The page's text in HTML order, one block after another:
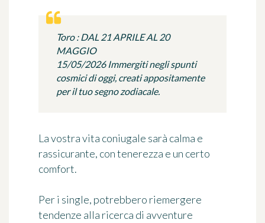
Toro : DAL 21 APRILE AL 20
MAGGIO
15/05/2026 Immergiti negli spunti
cosmici di oggi, creati appositamente
per il tuo segno zodiacale.
La vostra vita coniugale sarà calma e
rassicurante, con tenerezza e un certo
comfort.
Per i single, potrebbero riemergere
tendenze alla ricerca di avventure